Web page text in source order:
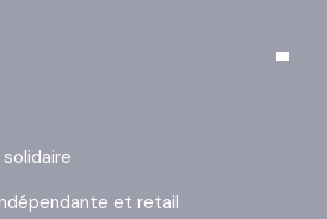
et retail